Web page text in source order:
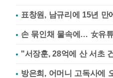
표창원, 남규리에 15년
손 묶인채 물속에… 女유
"서장훈, 28억에 산 서초
방은희, 어머니 고독사에